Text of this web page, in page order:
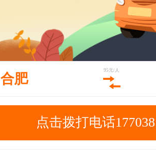
合肥
95元/人
点击拨打电话